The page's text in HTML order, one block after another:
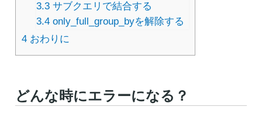
3.3 サブクエリで結合する
3.4 only_full_group_byを解除する
4 おわりに
どんな時にエラーになる？